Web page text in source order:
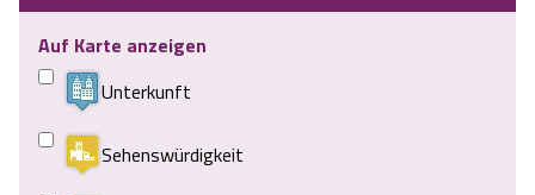
Auf Karte anzeigen
Unterkunft
Sehenswürdigkeit